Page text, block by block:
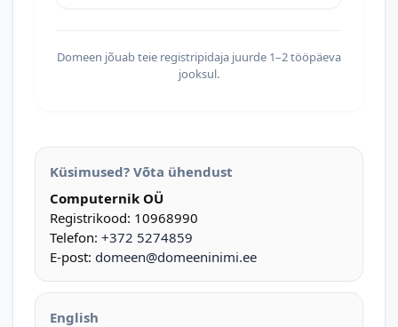
Domeen jõuab teie registripidaja juurde 1–2 tööpäeva
jooksul.
Küsimused? Võta ühendust
Computernik OÜ
Registrikood: 10968990
Telefon: +372 5274859
E-post: domeen@domeeninimi.ee
English